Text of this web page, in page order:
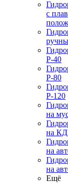
с
Р-40
Р-80
Р-120
на
на
на
на
Ещё